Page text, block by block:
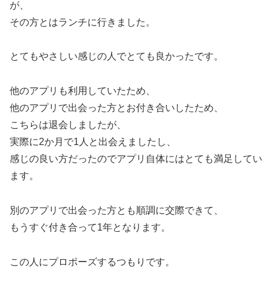
が、
その方とはランチに行きました。
とてもやさしい感じの人でとても良かったです。
他のアプリも利用していたため、
他のアプリで出会った方とお付き合いしたため、
こちらは退会しましたが、
実際に2か月で1人と出会えましたし、
感じの良い方だったのでアプリ自体にはとても満足してい
ます。
別のアプリで出会った方とも順調に交際できて、
もうすぐ付き合って1年となります。
この人にプロポーズするつもりです。